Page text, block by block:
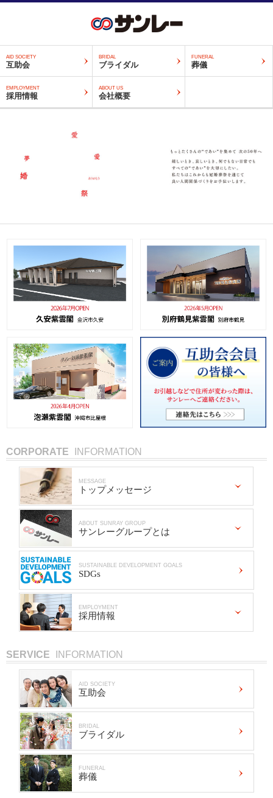
AID SOCIETY
互助会
BRIDAL
ブライダル
FUNERAL
葬儀
EMPLOYMENT
採用情報
ABOUT US
会社概要
CORPORATE INFORMATION
MESSAGE
トップメッセージ
ABOUT SUNRAY GROUP
サンレーグループとは
SUSTAINABLE DEVELOPMENT GOALS
SDGs
EMPLOYMENT
採用情報
SERVICE INFORMATION
AID SOCIETY
互助会
BRIDAL
ブライダル
FUNERAL
葬儀